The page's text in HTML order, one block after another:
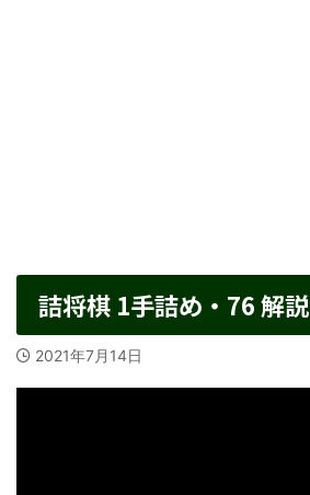
詰将棋 1手詰め・76 解説
2021年7月14日